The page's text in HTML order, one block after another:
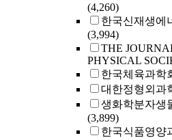
(4,260)
한국신재생에
(3,994)
THE
PHYSICAL
한국체육과학
대한정형외과
생화학분자생
(3,899)
한국식품영양